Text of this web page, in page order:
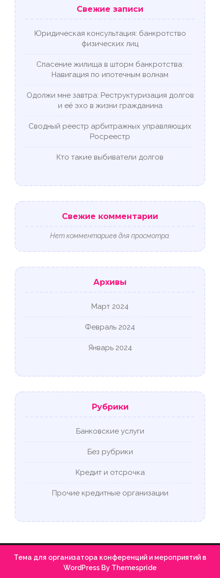
Свежие записи
Юридическая консультация: банкротство
физических лиц
Спасение жилища в шторм банкротства:
Навигация по ипотечным волнам
Одолжи мне завтра: Реструктуризация долгов
и её эхо в жизни гражданина
Сводный реестр арбитражных управляющих
Росреестр
Кто такие выбиватели долгов
Свежие комментарии
Нет комментариев для просмотра.
Архивы
Март 2024
Февраль 2024
Январь 2024
Рубрики
Банковские услуги
Без рубрики
Кредит и отсрочка
Прочие кредитные организации
Тема для организатора конференций и мероприятий в
WordPress By Themespride